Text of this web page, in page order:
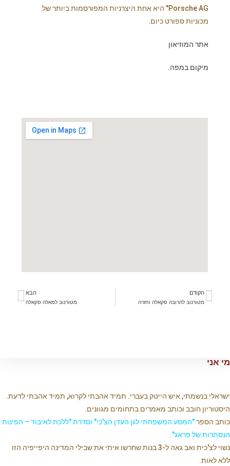
Porsche AG" היא אחת היצרניות המפורסמות ביותר של
מכוניות ספורט כיום.
אתר המוזיאון
מיקום במפה.
הקודם
מטורנוב להרובה סקאלה וחזרה
הבא
מטורנוב למאלה סקאלה
מי אני
ישראלי בנשמתי, איש הייטק בעברי. תמיד אהבתי לקרוא, תמיד אהבתי לדעת.
היסטוריון חובב וכותב מאמרים בתחומים מגוונים.
כותב הספר"המסע המשפחתי לגן העדן הצ'כי" וסדרת "ללכת לאיבוד – הפינות
הנסתרות של פראג".
נשוי לצ'כית ואב גאה ל-3 בנות שחרשו איתי את שבילי המדינה היפייפיה הזו
ללא לאות.